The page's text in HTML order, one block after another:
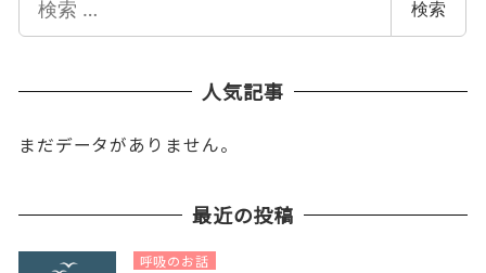
索
検索
人気記事
まだデータがありません。
最近の投稿
呼吸のお話